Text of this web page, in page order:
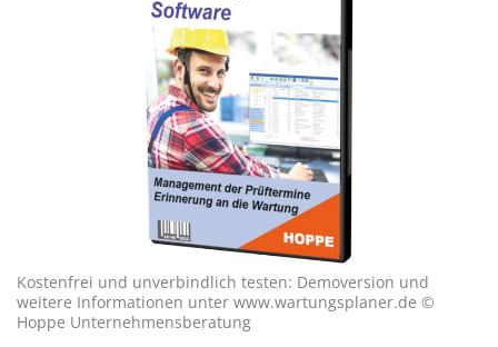
Kostenfrei und unverbindlich testen: Demoversion und
weitere Informationen unter www.wartungsplaner.de ©
Hoppe Unternehmensberatung